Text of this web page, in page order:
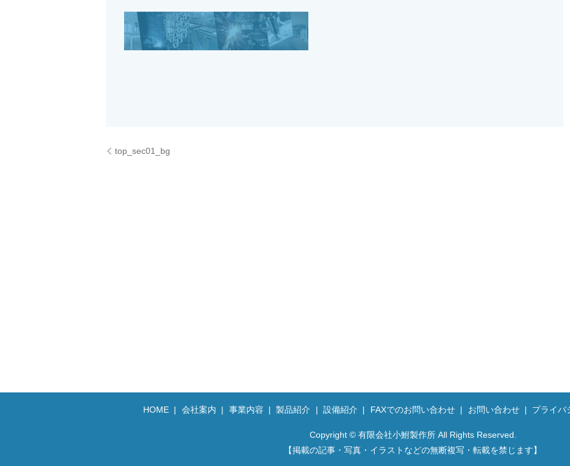
top_sec01_bg
HOME 会社案内 事業内容 製品紹介 設備紹介 FAXでのお問い合わせ お問い合わせ プライバ
Copyright © 有限会社小鮒製作所 All Rights Reserved.
【掲載の記事・写真・イラストなどの無断複写・転載を禁じます】